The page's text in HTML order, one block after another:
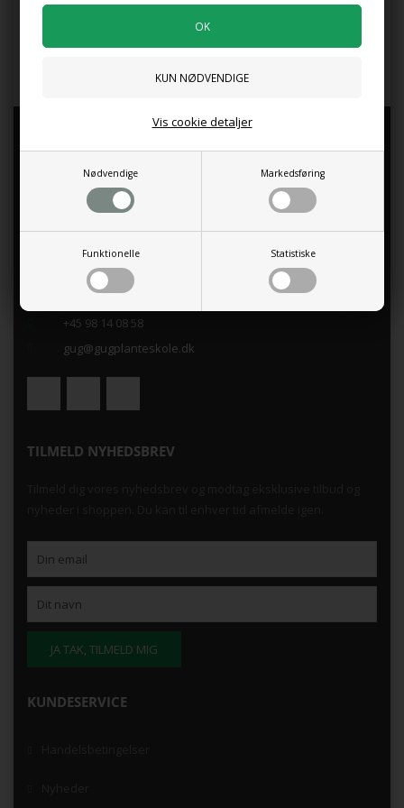
Nødvendige Markedsføring
Funktionelle Statistiske
Vis cookie detaljer
GUG PLANTESKOLE
Mandag - Fredag kl.9.00 -17.30
Lørdag kl.10.00 - 15.00
Søndag kl.10.00 - 15.00
Indkildevej 17, 9210 Aalborg SØ
+45 98 14 08 58
gug@gugplanteskole.dk
TILMELD NYHEDSBREV
KUNDESERVICE